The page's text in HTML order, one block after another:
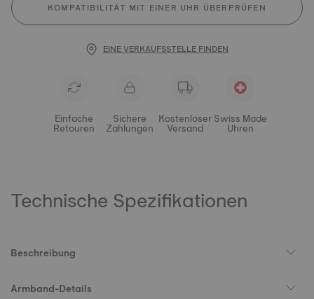
KOMPATIBILITÄT MIT EINER UHR ÜBERPRÜFEN
EINE VERKAUFSSTELLE FINDEN
Einfache
Retouren
Sichere
Zahlungen
Kostenloser
Versand
Swiss Made
Uhren
Technische Spezifikationen
Beschreibung
Armband-Details